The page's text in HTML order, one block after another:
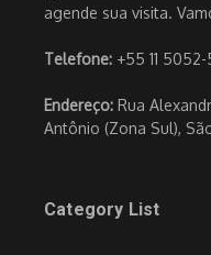
agende sua visita.
Telefone: +55 11
Endereço: Rua
Antônio (Zona Sul),
Category List